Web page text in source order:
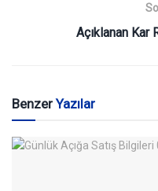
Açıklanan Kar
BenzerYazılar